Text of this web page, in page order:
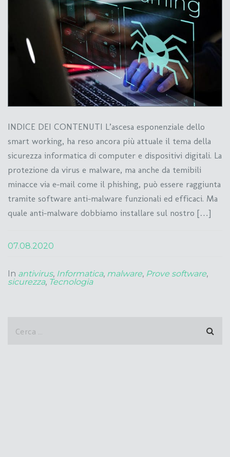
INDICE DEI CONTENUTI L’ascesa esponenziale dello
smart working, ha reso ancora più attuale il tema della
sicurezza informatica di computer e dispositivi digitali. La
protezione da virus e malware, ma anche da temibili
minacce via e-mail come il phishing, può essere raggiunta
tramite software anti-malware funzionali ed efficaci. Ma
quale anti-malware dobbiamo installare sul nostro […]
07.08.2020
In antivirus, Informatica, malware, Prove software,
sicurezza, Tecnologia